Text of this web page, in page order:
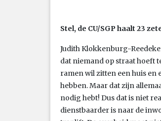
Stel, de CU/SGP haalt 23
Judith Klokkenburg-
dat niemand op straat hoeft
ramen wil zitten een huis en
hebben. Maar dat zijn
nodig hebt! Dus dat is niet
dienstbaarder is naar de